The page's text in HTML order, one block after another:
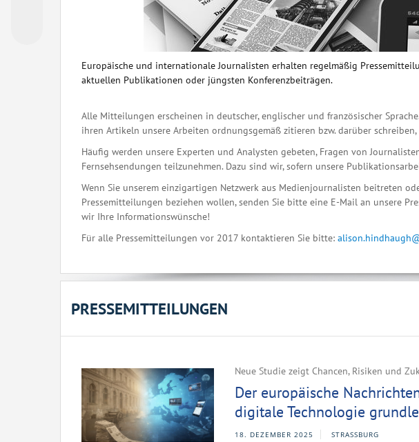
Europäische und internationale Journalisten erhalten regelmäßig
aktuellen Publikationen oder jüngsten Konferenzbeiträgen.
Alle Mitteilungen erscheinen in deutscher, englischer und französischer
ihren Artikeln unsere Arbeiten ordnungsgemäß zitieren bzw. darüber
Häufig werden unsere Experten und Analysten gebeten, Fragen von
Fernsehsendungen teilzunehmen. Dazu sind wir, sofern unsere
Wenn Sie unserem einzigartigen Netzwerk aus Medienjournalisten beitreten
Pressemitteilungen beziehen wollen, senden Sie bitte eine E-Mail an unsere
wir Ihre Informationswünsche!
Für alle Pressemitteilungen vor 2017 kontaktieren Sie bitte:
PRESSEMITTEILUNGEN
Neue Studie zeigt Chancen, Risiken und
Der europäische
digitale Technologie
18. DEZEMBER 2025 STRASSBURG